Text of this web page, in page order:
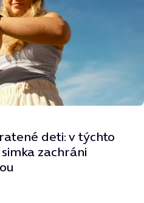
deti: v týchto
zachráni